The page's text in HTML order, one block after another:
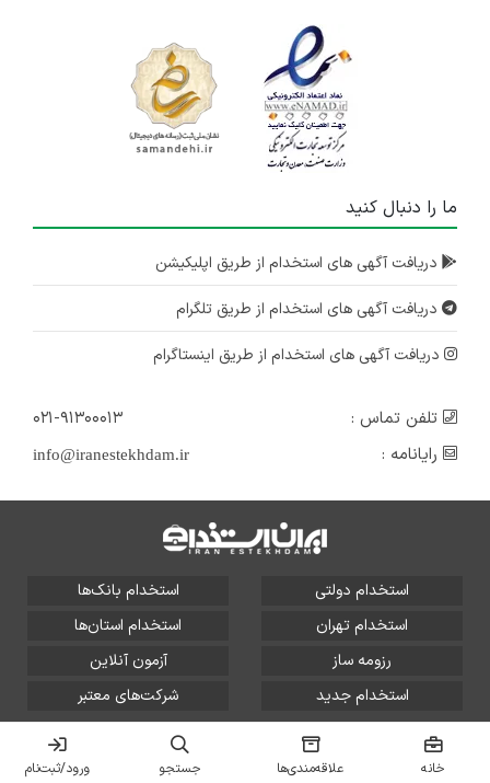
ما را دنبال کنید
دریافت آگهی های استخدام از طریق اپلیکیشن
دریافت آگهی های استخدام از طریق تلگرام
دریافت آگهی های استخدام از طریق اینستاگرام
تلفن تماس :
۰۲۱-۹۱۳۰۰۰۱۳
رایانامه :
info@iranestekhdam.ir
استخدام دولتی
استخدام بانک‌ها
استخدام تهران
استخدام استان‌ها
رزومه ساز
آزمون آنلاین
استخدام جدید
شرکت‌های معتبر
تمامی حقوق این سایت برای آلتین سیستم محفوظ است و هر
گونه سوءاستفاده از آن پیگرد قانونی دارد.
خانه علاقه‌مندی‌ها جستجو ورود/ثبت‌نام